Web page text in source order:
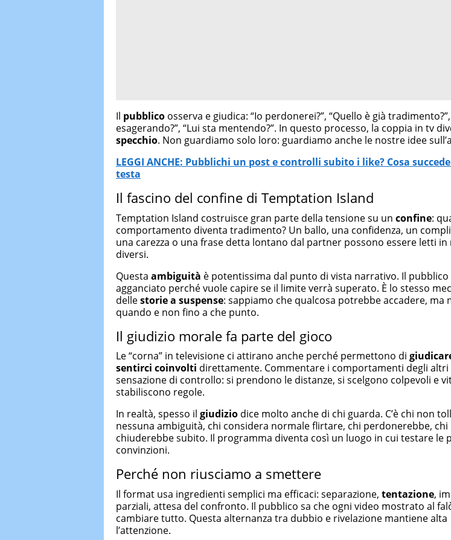
Il pubblico osserva e giudica: “Io perdonerei?”, “Quello è già tradimento?”,
esagerando?”, “Lui sta mentendo?”. In questo processo, la coppia in tv
specchio. Non guardiamo solo loro: guardiamo anche le nostre idee
LEGGI ANCHE: Pubblichi un post e controlli subito i like? Cosa
testa
Il fascino del confine di Temptation Island
Temptation Island costruisce gran parte della tensione su un confine:
comportamento diventa tradimento? Un ballo, una confidenza, un
una carezza o una frase detta lontano dal partner possono essere letti in
diversi.
Questa ambiguità è potentissima dal punto di vista narrativo. Il pubblico
agganciato perché vuole capire se il limite verrà superato. È lo stesso
dellestorie a suspense: sappiamo che qualcosa potrebbe accadere, ma
quando e non fino a che punto.
Il giudizio morale fa parte del gioco
Le “corna” in televisione ci attirano anche perché permettono di
sentirci coinvolti direttamente. Commentare i comportamenti degli altri
sensazione di controllo: si prendono le distanze, si scelgono colpevoli e
stabiliscono regole.
In realtà, spesso il giudizio dice molto anche di chi guarda. C’è chi non
nessuna ambiguità, chi considera normale flirtare, chi perdonerebbe, chi
chiuderebbe subito. Il programma diventa così un luogo in cui testare le
convinzioni.
Perché non riusciamo a smettere
Il format usa ingredienti semplici ma efficaci: separazione, tentazione,
parziali, attesa del confronto. Il pubblico sa che ogni video mostrato al
cambiare tutto. Questa alternanza tra dubbio e rivelazione mantiene alta
l’attenzione.